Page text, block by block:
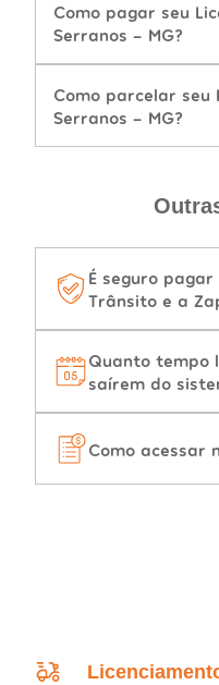
Como pagar seu
Serranos - MG?
Como parcelar seu
Serranos - MG?
É seguro
Trânsito e a
Quanto tempo
saírem do
Como acessar